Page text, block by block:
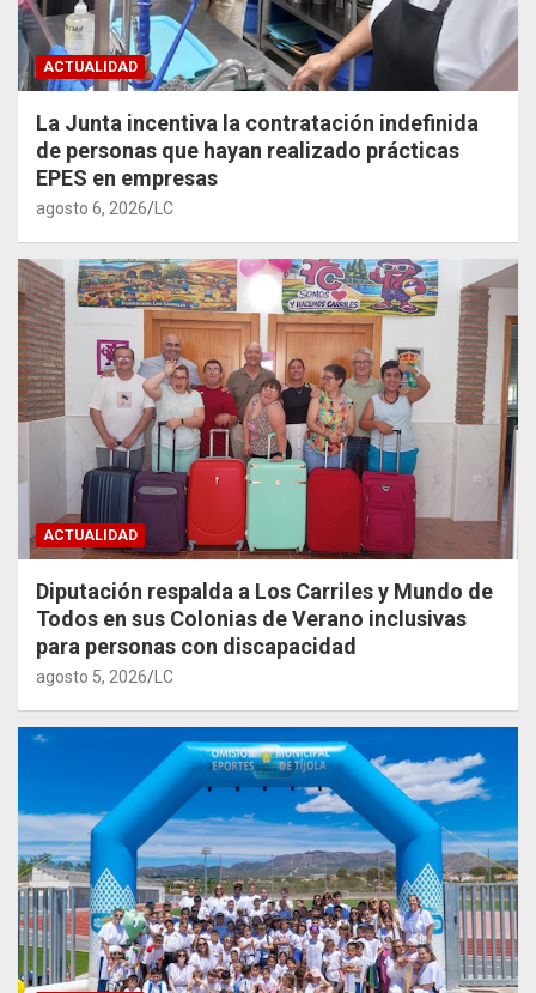
ACTUALIDAD
La Junta incentiva la contratación indefinida
de personas que hayan realizado prácticas
EPES en empresas
agosto 6, 2026 LC
ACTUALIDAD
Diputación respalda a Los Carriles y Mundo de
Todos en sus Colonias de Verano inclusivas
para personas con discapacidad
agosto 5, 2026 LC